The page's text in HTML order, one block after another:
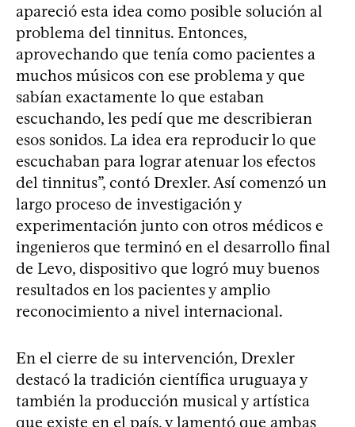
apareció esta idea como posible solución al
problema del tinnitus. Entonces,
aprovechando que tenía como pacientes a
muchos músicos con ese problema y que
sabían exactamente lo que estaban
escuchando, les pedí que me describieran
esos sonidos. La idea era reproducir lo que
escuchaban para lograr atenuar los efectos
del tinnitus”, contó Drexler. Así comenzó un
largo proceso de investigación y
experimentación junto con otros médicos e
ingenieros que terminó en el desarrollo final
de Levo, dispositivo que logró muy buenos
resultados en los pacientes y amplio
reconocimiento a nivel internacional.
En el cierre de su intervención, Drexler
destacó la tradición científica uruguaya y
también la producción musical y artística
que existe en el país, y lamentó que ambas